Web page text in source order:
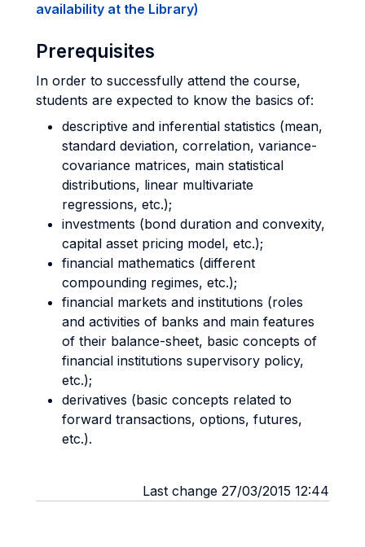
availability at the Library)
Prerequisites
In order to successfully attend the course,
students are expected to know the basics of:
descriptive and inferential statistics (mean,
standard deviation, correlation, variance-
covariance matrices, main statistical
distributions, linear multivariate
regressions, etc.);
investments (bond duration and convexity,
capital asset pricing model, etc.);
financial mathematics (different
compounding regimes, etc.);
financial markets and institutions (roles
and activities of banks and main features
of their balance-sheet, basic concepts of
financial institutions supervisory policy,
etc.);
derivatives (basic concepts related to
forward transactions, options, futures,
etc.).
Last change 27/03/2015 12:44